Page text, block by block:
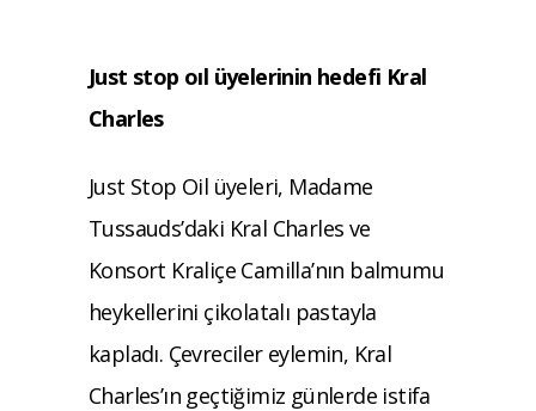
Just stop oıl üyelerinin hedefi Kral
Charles
Just Stop Oil üyeleri, Madame
Tussauds’daki Kral Charles ve
Konsort Kraliçe Camilla’nın balmumu
heykellerini çikolatalı pastayla
kapladı. Çevreciler eylemin, Kral
Charles’ın geçtiğimiz günlerde istifa